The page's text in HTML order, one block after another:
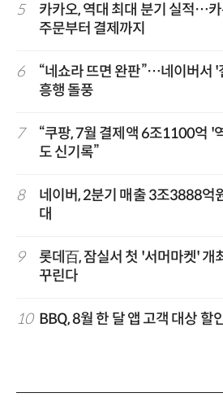
5
카카오, 역대 최대 분기 실적…
주문부터 결제까지
6
“네쇼라 뜨면 완판”…네이버서 '
흥행 돌풍
7
“쿠팡, 7월 결제액 6조1100억
도 신기록”
8
네이버, 2분기 매출 3조3888억
대
9
롯데百, 잠실서 첫 '서머마켓'
꾸린다
10 BBQ, 8월 한 달 앱 고객 대상 할